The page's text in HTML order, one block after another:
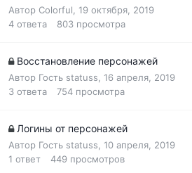
Автор Colorful 19 октября, 2019
4 ответа 803 просмотра
Восстановление персонажей
Автор Гость statuss, 16 апреля, 2019
3 ответа 754 просмотра
Логины от персонажей
Автор Гость statuss, 10 апреля, 2019
1 ответ 449 просмотров